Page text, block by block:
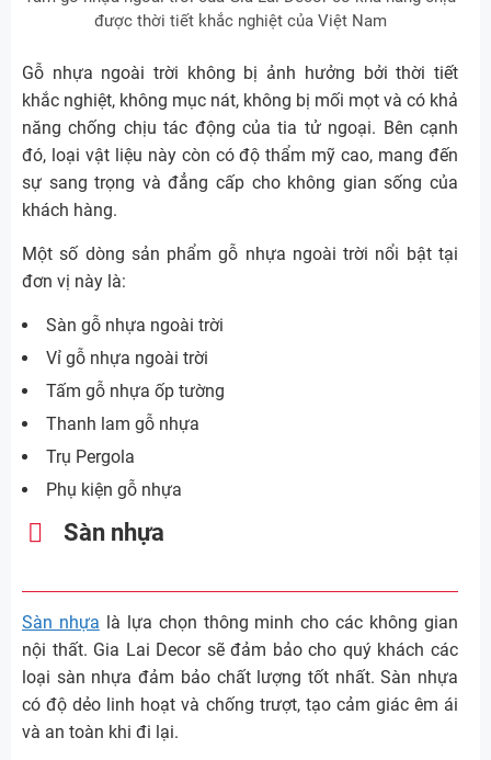
được thời tiết khắc nghiệt của Việt Nam
Gỗ nhựa ngoài trời không bị ảnh hưởng bởi thời tiết
khắc nghiệt, không mục nát, không bị mối mọt và có khả
năng chống chịu tác động của tia tử ngoại. Bên cạnh
đó, loại vật liệu này còn có độ thẩm mỹ cao, mang đến
sự sang trọng và đẳng cấp cho không gian sống của
khách hàng.
Một số dòng sản phẩm gỗ nhựa ngoài trời nổi bật tại
đơn vị này là:
Sàn gỗ nhựa ngoài trời
Vỉ gỗ nhựa ngoài trời
Tấm gỗ nhựa ốp tường
Thanh lam gỗ nhựa
Trụ Pergola
Phụ kiện gỗ nhựa
Sàn nhựa
Sàn nhựa là lựa chọn thông minh cho các không gian
nội thất. Gia Lai Decor sẽ đảm bảo cho quý khách các
loại sàn nhựa đảm bảo chất lượng tốt nhất. Sàn nhựa
có độ dẻo linh hoạt và chống trượt, tạo cảm giác êm ái
và an toàn khi đi lại.